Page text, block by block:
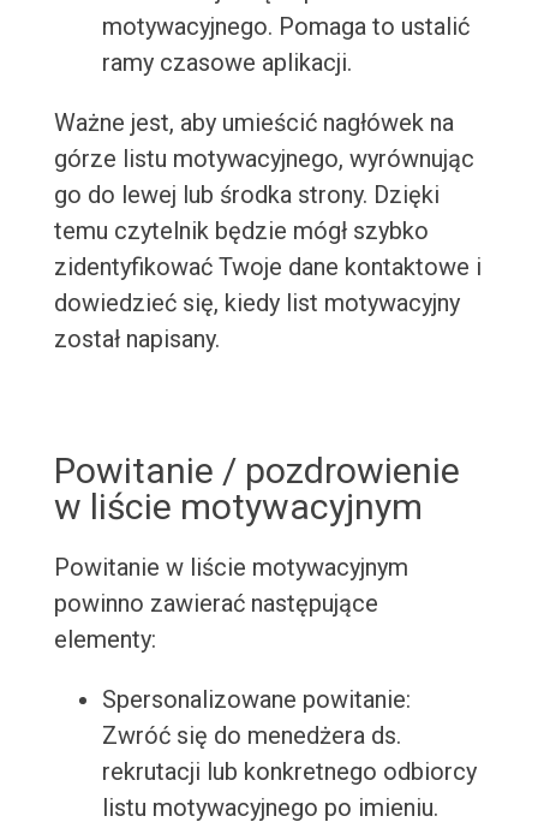
motywacyjnego. Pomaga to ustalić
ramy czasowe aplikacji.
Ważne jest, aby umieścić nagłówek na
górze listu motywacyjnego, wyrównując
go do lewej lub środka strony. Dzięki
temu czytelnik będzie mógł szybko
zidentyfikować Twoje dane kontaktowe i
dowiedzieć się, kiedy list motywacyjny
został napisany.
Powitanie / pozdrowienie
w liście motywacyjnym
Powitanie w liście motywacyjnym
powinno zawierać następujące
elementy:
Spersonalizowane powitanie:
Zwróć się do menedżera ds.
rekrutacji lub konkretnego odbiorcy
listu motywacyjnego po imieniu.